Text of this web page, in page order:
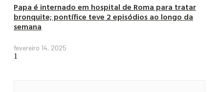
Papa é internado em hospital de Roma para tratar
bronquite; pontífice teve 2 episódios ao longo da
semana
fevereiro 14, 2025